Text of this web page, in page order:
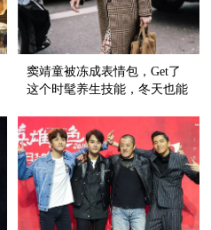
窦靖童被冻成表情包，Get了
这个时髦养生技能，冬天也能